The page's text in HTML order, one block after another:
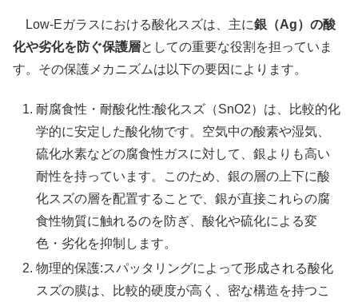
Low-Eガラスにおける酸化スズは、主に銀（Ag）の酸
化や劣化を防ぐ保護層としての重要な役割を担っていま
す。その保護メカニズムは以下の要因によります。
耐腐食性・耐酸化性:酸化スズ（SnO2）は、比較的化
学的に安定した酸化物です。空気中の酸素や湿気、
硫化水素などの腐食性ガスに対して、銀よりも高い
耐性を持っています。このため、銀の層の上下に酸
化スズの層を配置することで、銀が直接これらの腐
食性物質に触れるのを防ぎ、酸化や硫化による変
色・劣化を抑制します。
物理的保護:スパッタリングによって形成される酸化
スズの膜は、比較的硬度が高く、密な構造を持つこ